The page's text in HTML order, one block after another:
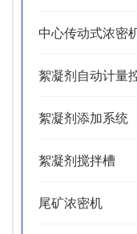
中心传动式浓密
絮凝剂自动计量
絮凝剂添加系统
絮凝剂搅拌槽
尾矿浓密机